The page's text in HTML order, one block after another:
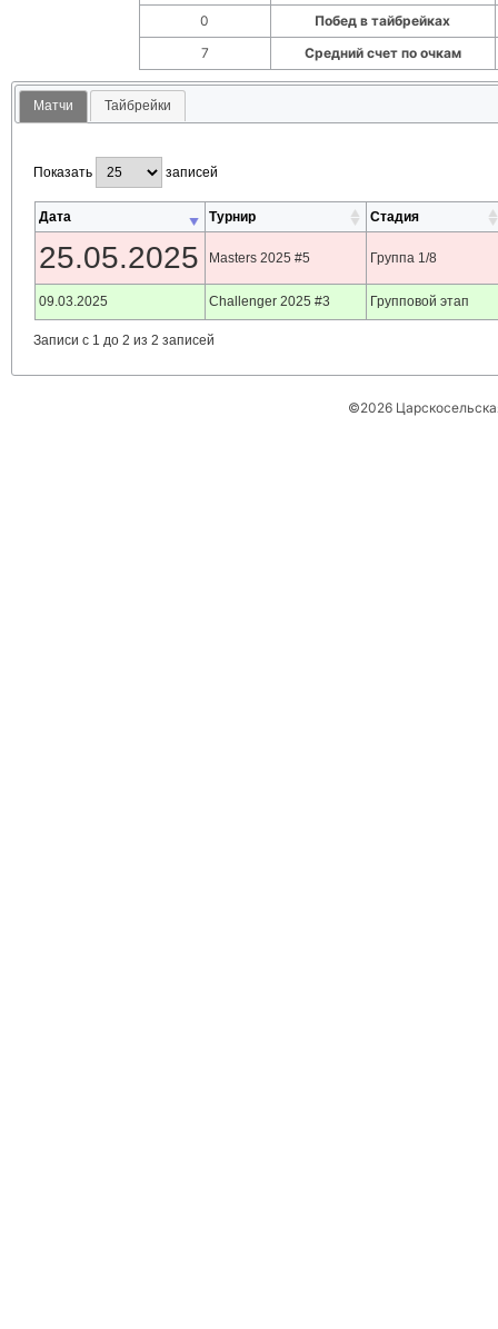
0
Побед в тайбрейках
7
Средний счет по очкам
Матчи Тайбрейки
Показать записей
Дата Турнир Стадия
25.05.2025 Masters 2025 #5 Группа 1/8
09.03.2025 Challenger 2025 #3 Групповой этап
Записи с 1 до 2 из 2 записей
©2026